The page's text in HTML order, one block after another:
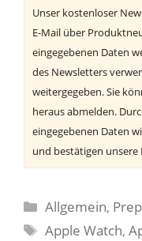
Unser kostenloser
E-Mail über
eingegebenen Daten
des Newsletters
weitergegeben. Sie
heraus abmelden.
eingegebenen Daten
und bestätigen
Kategorien
Allgemein,
Schlagwörter
Apple Watch,